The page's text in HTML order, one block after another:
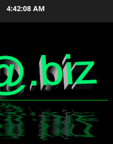
4:42:08 AM